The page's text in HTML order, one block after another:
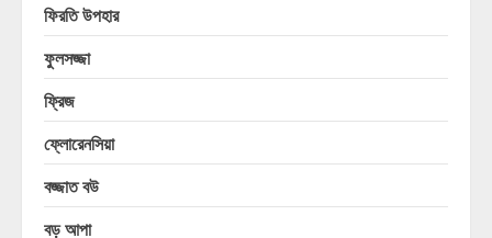
ফিরতি উপহার
ফুলসজ্জা
ফ্রিজ
ফ্লোরেনসিয়া
বজ্জাত বউ
বড় আপা